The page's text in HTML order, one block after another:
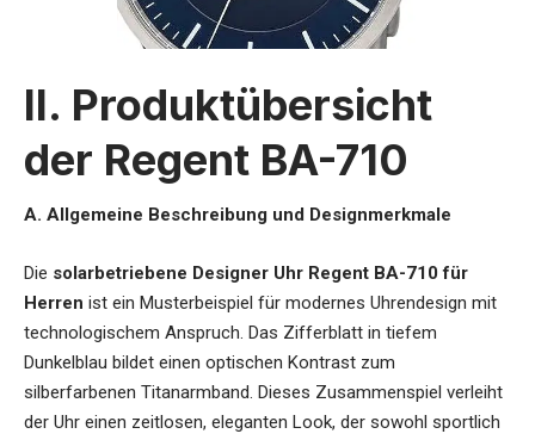
II. Produktübersicht
der Regent BA-710
A. Allgemeine Beschreibung und Designmerkmale
Die solarbetriebene Designer Uhr Regent BA-710 für
Herren ist ein Musterbeispiel für modernes Uhrendesign mit
technologischem Anspruch. Das Zifferblatt in tiefem
Dunkelblau bildet einen optischen Kontrast zum
silberfarbenen Titanarmband. Dieses Zusammenspiel verleiht
der Uhr einen zeitlosen, eleganten Look, der sowohl sportlich